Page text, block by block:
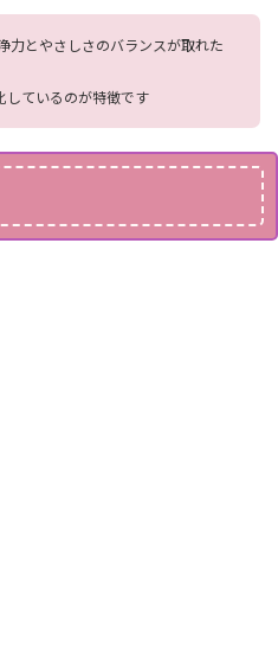
力とやさしさのバランスが取れた
しているのが特徴です